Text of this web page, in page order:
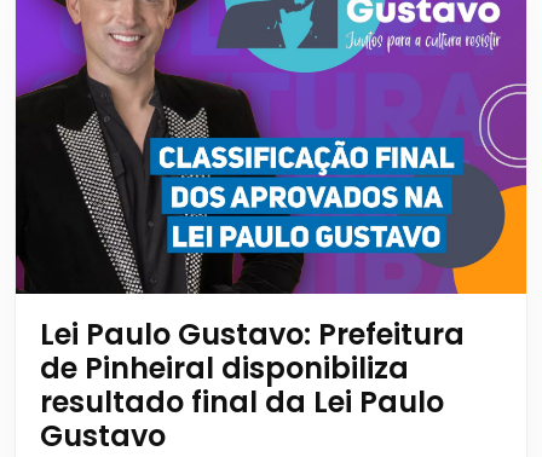
Lei Paulo Gustavo: Prefeitura
de Pinheiral disponibiliza
resultado final da Lei Paulo
Gustavo